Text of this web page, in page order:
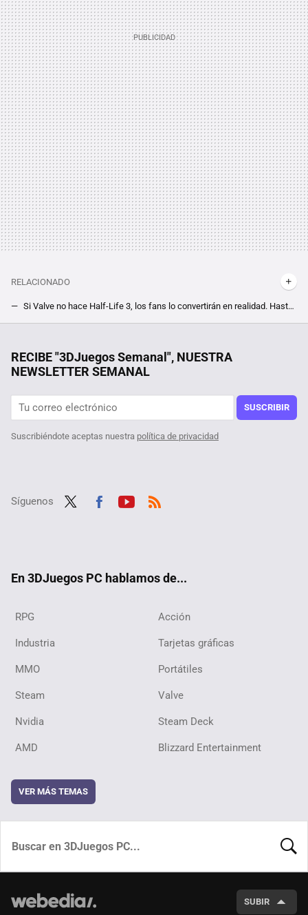
RELACIONADO
Si Valve no hace Half-Life 3, los fans lo convertirán en realidad. Hasta con ventana de lanzamiento, el misterioso Project Borealis revive
¿Sabias que el RPG Cyberpunk 2077 tiene un homenaje a un juego de Kojima? Pero no es algo que esté en el juego, sino en su caja
RECIBE "3DJuegos Semanal", NUESTRA
NEWSLETTER SEMANAL
SUSCRIBIR
Suscribiéndote aceptas nuestra política de privacidad
Síguenos
En 3DJuegos PC hablamos de...
RPG Acción
Industria Tarjetas gráficas
MMO Portátiles
Steam Valve
Nvidia Steam Deck
AMD Blizzard Entertainment
VER MÁS TEMAS
SUBIR